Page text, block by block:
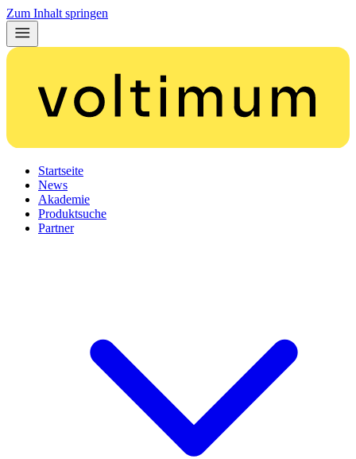
Zum Inhalt springen
Startseite
News
Akademie
Produktsuche
Partner